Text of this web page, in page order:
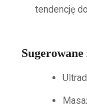
tendencję